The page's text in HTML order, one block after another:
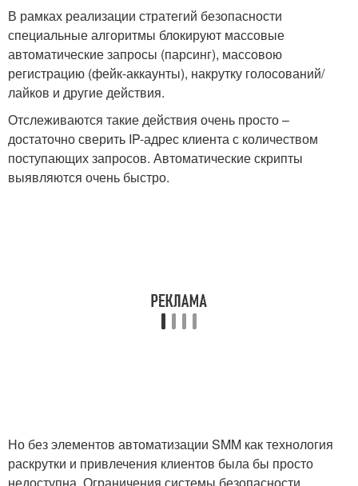
В рамках реализации стратегий безопасности
специальные алгоритмы блокируют массовые
автоматические запросы (парсинг), массовою
регистрацию (фейк-аккаунты), накрутку голосований/
лайков и другие действия.
Отслеживаются такие действия очень просто –
достаточно сверить IP-адрес клиента с количеством
поступающих запросов. Автоматические скрипты
выявляются очень быстро.
Но без элементов автоматизации SMM как технология
раскрутки и привлечения клиентов была бы просто